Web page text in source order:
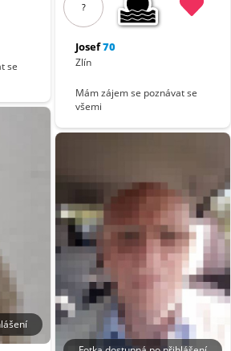
se
?
Josef70
Zlín
Mám zájem se poznávat se
všemi